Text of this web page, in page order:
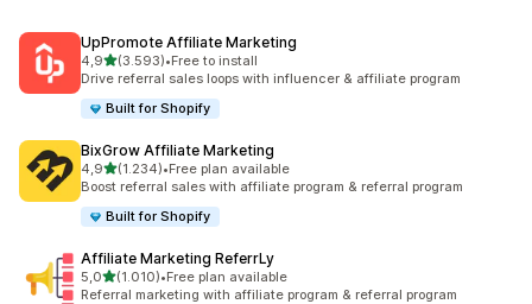
UpPromote Affiliate Marketing
4,95 yıldız üzerinden
(3.593)
toplam 3593 değerlendirme
•Free to install
Drive referral sales loops with influencer & affiliate program
Built for Shopify
BixGrow Affiliate Marketing
4,95 yıldız üzerinden
(1.234)
toplam 1234 değerlendirme
•Free plan available
Boost referral sales with affiliate program & referral program
Built for Shopify
Affiliate Marketing ReferrLy
5,05 yıldız üzerinden
(1.010)
toplam 1010 değerlendirme
•Free plan available
Referral marketing with affiliate program & referral program